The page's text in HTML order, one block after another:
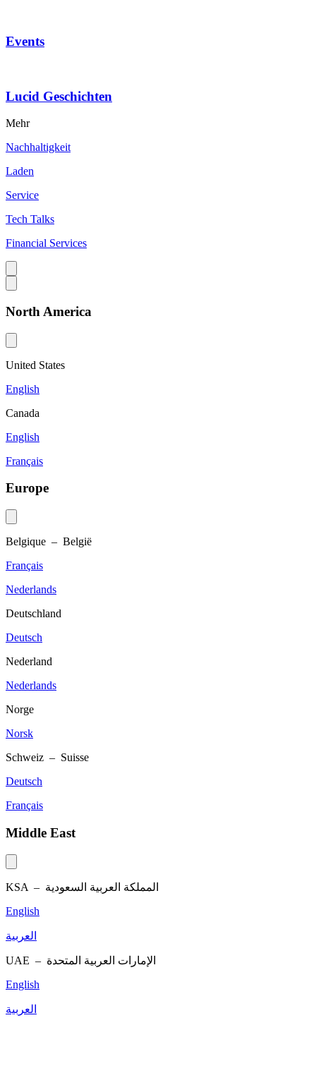
Events
Lucid Geschichten
Mehr
Nachhaltigkeit
Laden
Service
Tech Talks
Financial Services
North America
United States
English
Canada
English
Français
Europe
Belgique – België
Français
Nederlands
Deutschland
Deutsch
Nederland
Nederlands
Norge
Norsk
Schweiz – Suisse
Deutsch
Français
Middle East
KSA – المملكة العربية السعودية
English
العربية
UAE – الإمارات العربية المتحدة
English
العربية